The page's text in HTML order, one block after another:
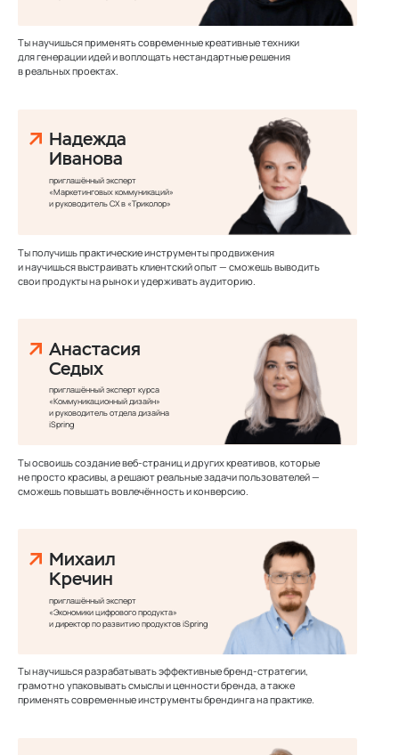
Ты научишься применять современные креативные техники
для генерации идей и воплощать нестандартные решения
в реальных проектах.
Надежда
Иванова
приглашённый эксперт
«Маркетинговых коммуникаций»
и руководитель CX в «Триколор»
Ты получишь практические инструменты продвижения
и научишься выстраивать клиентский опыт — сможешь выводить
свои продукты на рынок и удерживать аудиторию.
Анастасия
Седых
приглашённый эксперт курса
«Коммуникационный дизайн»
и руководитель отдела дизайна
iSpring
Ты освоишь создание веб-страниц и других креативов, которые
не просто красивы, а решают реальные задачи пользователей —
сможешь повышать вовлечённость и конверсию.
Михаил
Кречин
приглашённый эксперт
«Экономики цифрового продукта»
и директор по развитию продуктов iSpring
Ты научишься разрабатывать эффективные бренд-стратегии,
грамотно упаковывать смыслы и ценности бренда, а также
применять современные инструменты брендинга на практике.